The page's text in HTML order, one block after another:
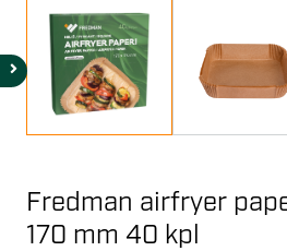
Fredman airfryer
170 mm 40 kpl